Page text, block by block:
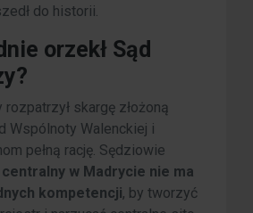
do historii.
orzekł Sąd
skargę złożoną
Wspólnoty Walenckiej i
pełną rację. Sędziowie
w Madrycie nie ma
kompetencji, by tworzyć